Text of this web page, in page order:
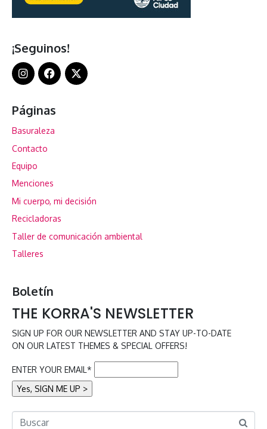
¡Seguinos!
Páginas
Basuraleza
Contacto
Equipo
Menciones
Mi cuerpo, mi decisión
Recicladoras
Taller de comunicación ambiental
Talleres
Boletín
THE KORRA'S NEWSLETTER
SIGN UP FOR OUR NEWSLETTER AND STAY UP-TO-DATE
ON OUR LATEST THEMES & SPECIAL OFFERS!
ENTER YOUR EMAIL*